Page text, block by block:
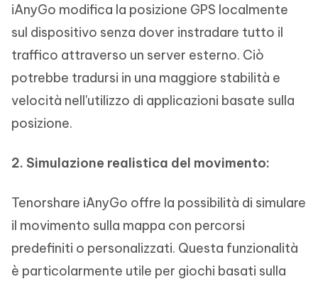
iAnyGo modifica la posizione GPS localmente
sul dispositivo senza dover instradare tutto il
traffico attraverso un server esterno. Ciò
potrebbe tradursi in una maggiore stabilità e
velocità nell'utilizzo di applicazioni basate sulla
posizione.
2. Simulazione realistica del movimento:
Tenorshare iAnyGo offre la possibilità di simulare
il movimento sulla mappa con percorsi
predefiniti o personalizzati. Questa funzionalità
è particolarmente utile per giochi basati sulla